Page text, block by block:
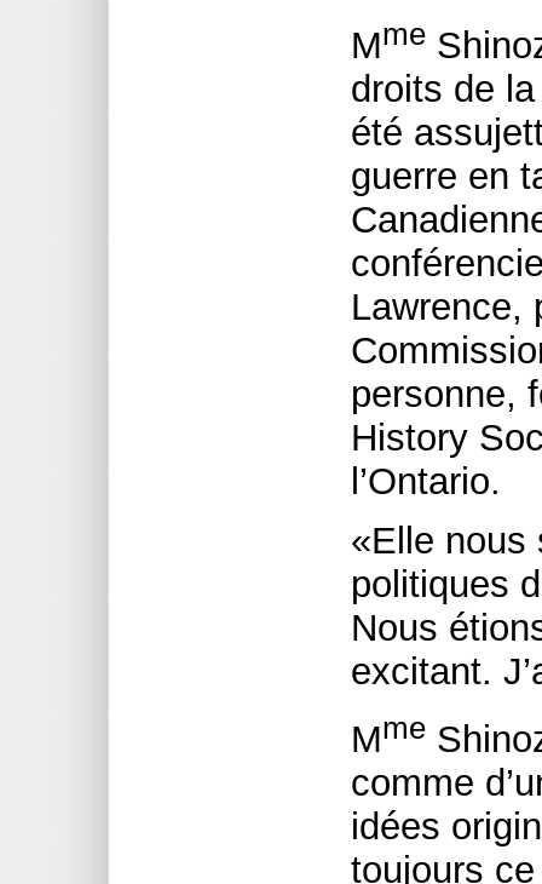
Mme
droits de
été
guerre en
Lawrence,
personne,
History
l’Ontario.
«Elle nous
politiques
Nous
excitant.
Mme
comme
idées
toujours